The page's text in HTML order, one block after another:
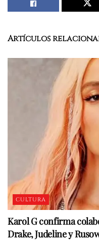
Artículos
CULTURA
Karol G confirma
Drake, Judeline y